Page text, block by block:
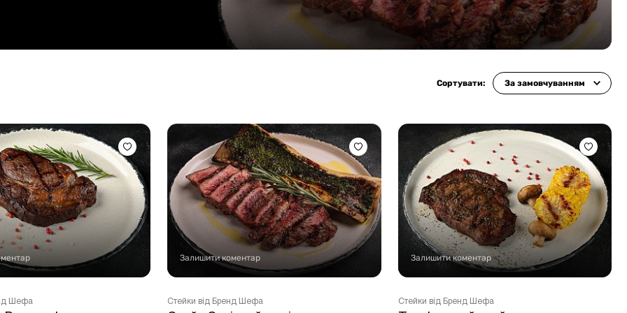
Стейки Спешл
Стейк бокси
Сортувати: За замовчуванням
Шефа
Залишити коментар
Стейки від Бренд Шефа
Залишити коментар
Стейки від Бренд Шефа